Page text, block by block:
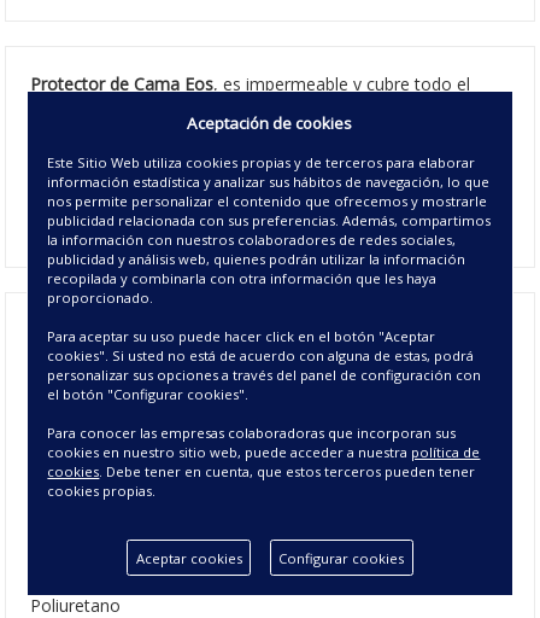
Protector de Cama Eos, es impermeable y cubre todo el
proteges de cualquier líquido y otros el colchón para alargar
la vida de este. El tejido lateral es elástico en las 4
esquinas para que sea universal en todo tipo de altos de
colchones.
Protector de Colchón para Camas -
Funda de Colchón Impermeable
CARACTERÍSTICAS DEL PROTECTOR DE
COLCHÓN EOS
- Anverso; Rizo 100% Algodón
- Reverso; Impermeable con membrana transpirable 100%
Poliuretano
Aceptación de cookies
Este Sitio Web utiliza cookies propias y de terceros para elaborar
información estadística y analizar sus hábitos de navegación, lo que
nos permite personalizar el contenido que ofrecemos y mostrarle
publicidad relacionada con sus preferencias. Además, compartimos
la información con nuestros colaboradores de redes sociales,
publicidad y análisis web, quienes podrán utilizar la información
recopilada y combinarla con otra información que les haya
proporcionado.
Para aceptar su uso puede hacer click en el botón "Aceptar
cookies". Si usted no está de acuerdo con alguna de estas, podrá
personalizar sus opciones a través del panel de configuración con
el botón "Configurar cookies".
Para conocer las empresas colaboradoras que incorporan sus
cookies en nuestro sitio web, puede acceder a nuestra política de
cookies. Debe tener en cuenta, que estos terceros pueden tener
cookies propias.
Aceptar cookies Configurar cookies